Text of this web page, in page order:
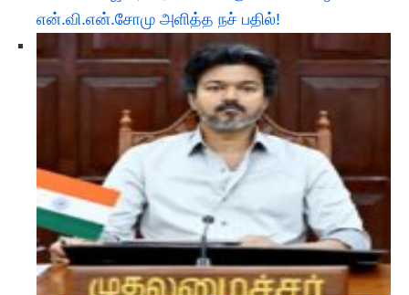
என்.வி.என்.சோமு அளித்த நச் பதில்!